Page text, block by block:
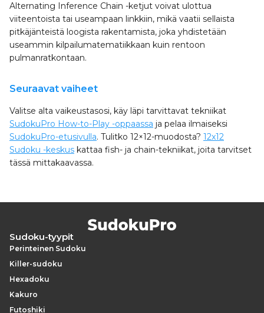
Alternating Inference Chain -ketjut voivat ulottua
viiteentoista tai useampaan linkkiin, mikä vaatii sellaista
pitkäjänteistä loogista rakentamista, joka yhdistetään
useammin kilpailumatematiikkaan kuin rentoon
pulmanratkontaan.
Seuraavat vaiheet
Valitse alta vaikeustasosi, käy läpi tarvittavat tekniikat
SudokuPro How-to-Play -oppaassa ja pelaa ilmaiseksi
SudokuPro-etusivulla. Tulitko 12×12-muodosta? 12x12
Sudoku -keskus kattaa fish- ja chain-tekniikat, joita tarvitset
tässä mittakaavassa.
Sudoku-tyypit
Perinteinen Sudoku
Killer-sudoku
Hexadoku
Kakuro
Futoshiki